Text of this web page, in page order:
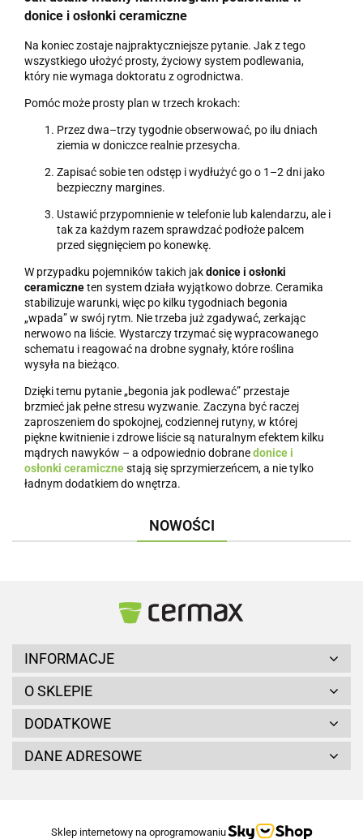
donice i osłonki ceramiczne
Na koniec zostaje najpraktyczniejsze pytanie. Jak z tego
wszystkiego ułożyć prosty, życiowy system podlewania,
który nie wymaga doktoratu z ogrodnictwa.
Pomóc może prosty plan w trzech krokach:
Przez dwa–trzy tygodnie obserwować, po ilu dniach
ziemia w doniczce realnie przesycha.
Zapisać sobie ten odstęp i wydłużyć go o 1–2 dni jako
bezpieczny margines.
Ustawić przypomnienie w telefonie lub kalendarzu, ale i
tak za każdym razem sprawdzać podłoże palcem
przed sięgnięciem po konewkę.
W przypadku pojemników takich jakdonice i osłonki
ceramiczneten system działa wyjątkowo dobrze. Ceramika
stabilizuje warunki, więc po kilku tygodniach begonia
„wpada” w swój rytm. Nie trzeba już zgadywać, zerkając
nerwowo na liście. Wystarczy trzymać się wypracowanego
schematu i reagować na drobne sygnały, które roślina
wysyła na bieżąco.
Dzięki temu pytanie „begonia jak podlewać” przestaje
brzmieć jak pełne stresu wyzwanie. Zaczyna być raczej
zaproszeniem do spokojnej, codziennej rutyny, w której
piękne kwitnienie i zdrowe liście są naturalnym efektem kilku
mądrych nawyków – a odpowiednio dobranedonice i
osłonki ceramicznestają się sprzymierzeńcem, a nie tylko
ładnym dodatkiem do wnętrza.
NOWOŚCI
INFORMACJE
O SKLEPIE
DODATKOWE
DANE ADRESOWE
Sklep internetowy na oprogramowaniu